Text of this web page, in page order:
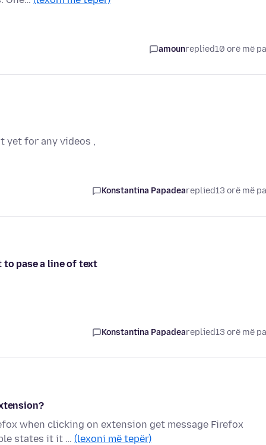
amounreplied10 orë më
yet for any videos ,
Konstantina Papadeareplied13 orë më
to pase a line of text
Konstantina Papadeareplied13 orë më
when clicking on extension get message Firefox
states it it … (lexoni më tepër)